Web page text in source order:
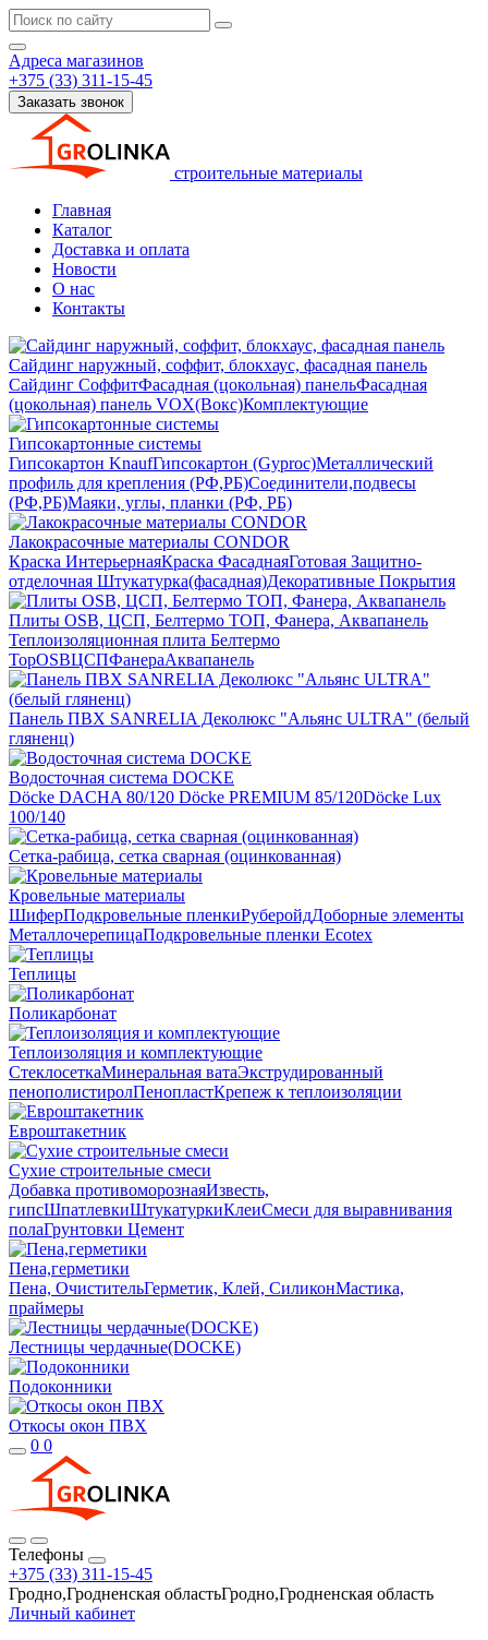
Адреса магазинов
+375 (33) 311-15-45
Заказать звонок
строительные материалы
Главная
Каталог
Доставка и оплата
Новости
О нас
Контакты
Сайдинг наружный, соффит, блокхаус, фасадная панель
Сайдинг СоффитФасадная (цокольная) панельФасадная
(цокольная) панель VOX(Вокс)Комплектующие
Гипсокартонные системы
Гипсокартон KnaufГипсокартон (Gyproc)Металлический
профиль для крепления (РФ,РБ)Соединители,подвесы
(РФ,РБ)Маяки, углы, планки (РФ, РБ)
Лакокрасочные материалы CONDOR
Краска ИнтерьернаяКраска ФасаднаяГотовая Защитно-
отделочная Штукатурка(фасадная)Декоративные Покрытия
Плиты OSB, ЦСП, Белтермо ТОП, Фанера, Аквапанель
Теплоизоляционная плита Белтермо
TopOSBЦСПФанераАквапанель
Панель ПВХ SANRELIA Деколюкс "Альянс ULTRA" (белый
гляненц)
Водосточная система DOCKE
Döсkе DACHA 80/120 Döcke PREMIUM 85/120Döсkе Luх
100/140
Сетка-рабица, сетка сварная (оцинкованная)
Кровельные материалы
ШиферПодкровельные пленкиРуберойдДоборные элементы
МеталлочерепицаПодкровельные пленки Ecotex
Теплицы
Поликарбонат
Теплоизоляция и комплектующие
СтеклосеткаМинеральная ватаЭкструдированный
пенополистиролПенопластКрепеж к теплоизоляции
Евроштакетник
Сухие строительные смеси
Добавка противоморознаяИзвесть,
гипсШпатлевкиШтукатуркиКлеиСмеси для выравнивания
полаГрунтовки Цемент
Пена,герметики
Пена, ОчистительГерметик, Клей, СиликонМастика,
праймеры
Лестницы чердачные(DOCKE)
Подоконники
Откосы окон ПВХ
0 0
Телефоны
+375 (33) 311-15-45
Гродно,Гродненская областьГродно,Гродненская область
Личный кабинет